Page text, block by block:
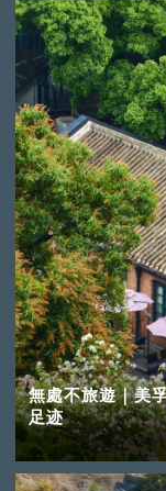
無處不旅遊｜美
足迹